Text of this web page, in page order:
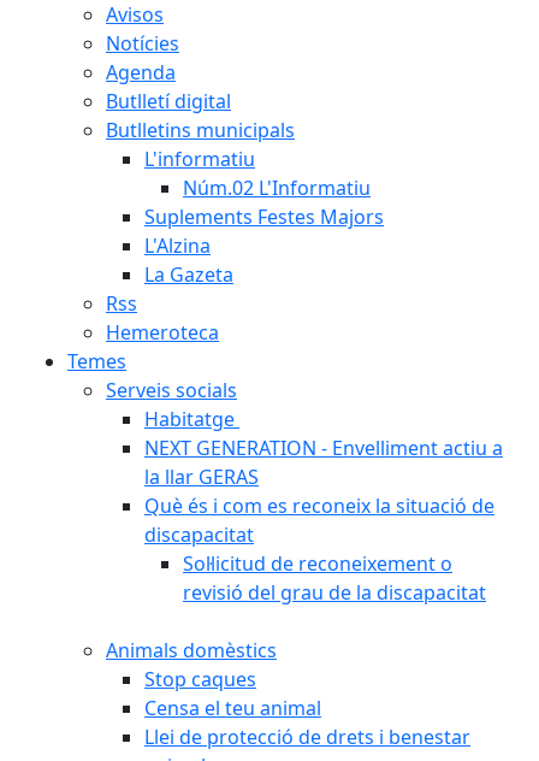
Avisos
Notícies
Agenda
Butlletí digital
Butlletins municipals
L'informatiu
Núm.02 L'Informatiu
Suplements Festes Majors
L'Alzina
La Gazeta
Rss
Hemeroteca
Temes
Serveis socials
Habitatge
NEXT GENERATION - Envelliment actiu a
la llar GERAS
Què és i com es reconeix la situació de
discapacitat
Sol·licitud de reconeixement o
revisió del grau de la discapacitat
Animals domèstics
Stop caques
Censa el teu animal
Llei de protecció de drets i benestar